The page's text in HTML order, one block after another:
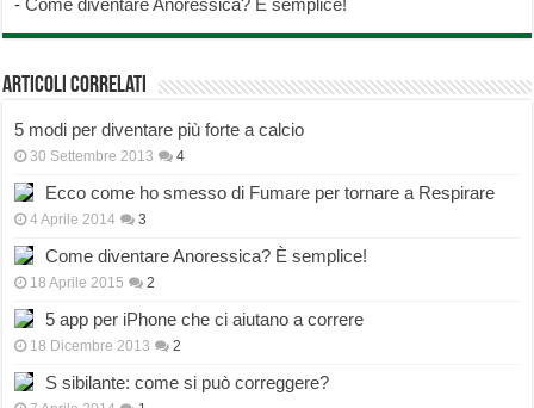
-Come diventare Anoressica? È semplice!
Articoli correlati
5 modi per diventare più forte a calcio
30 Settembre 2013 4
Ecco come ho smesso di Fumare per tornare a Respirare
4 Aprile 2014 3
Come diventare Anoressica? È semplice!
18 Aprile 2015 2
5 app per iPhone che ci aiutano a correre
18 Dicembre 2013 2
S sibilante: come si può correggere?